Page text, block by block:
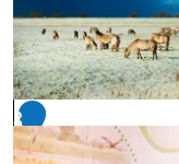
o
g
i
o
n
a
l
p
2
6